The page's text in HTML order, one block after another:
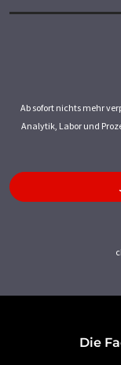
Ab sofort nichts mehr
Analytik, Labor und
Die